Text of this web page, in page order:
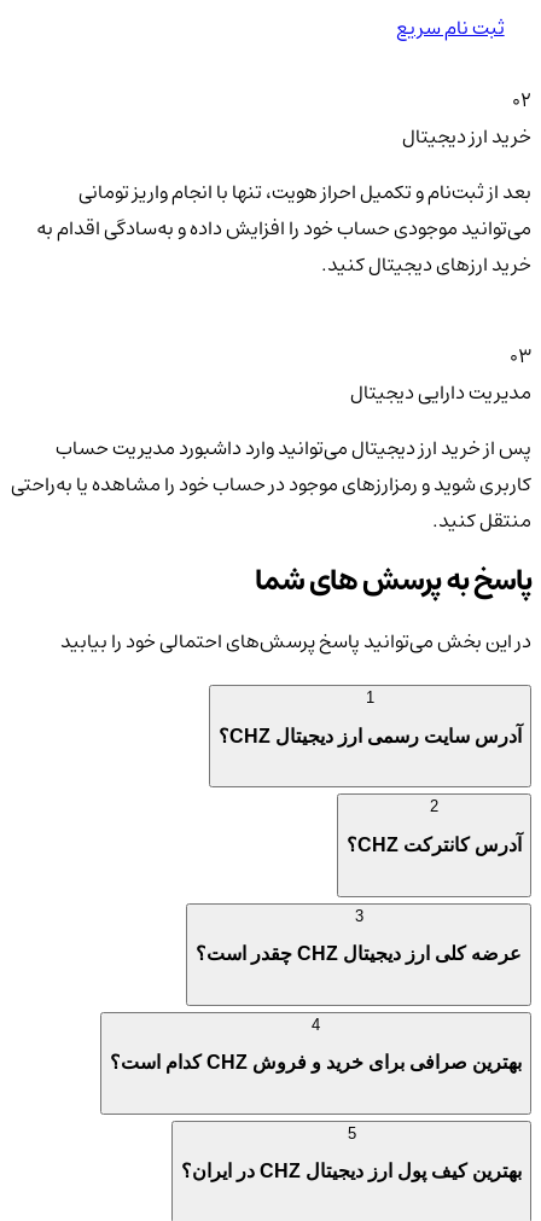
ثبت نام سریع
02
خرید ارز دیجیتال
بعد از ثبت‌نام و تکمیل احراز هویت، تنها با انجام واریز تومانی
می‌توانید موجودی حساب خود را افزایش داده و به‌سادگی اقدام به
خرید ارزهای دیجیتال کنید.
03
مدیریت دارایی دیجیتال
پس از خرید ارز دیجیتال می‌توانید وارد داشبورد مدیریت حساب
کاربری شوید و رمزارزهای موجود در حساب خود را مشاهده یا به‌راحتی
منتقل کنید.
پاسخ به پرسش های شما
در این بخش می‌توانید پاسخ پرسش‌های احتمالی خود را بیابید
آدرس سایت رسمی ارز دیجیتال CHZ؟
آدرس کانترکت CHZ؟
عرضه کلی ارز دیجیتال CHZ چقدر است؟
بهترین صرافی برای خرید و فروش CHZ کدام است؟
بهترین کیف پول ارز دیجیتال CHZ در ایران؟